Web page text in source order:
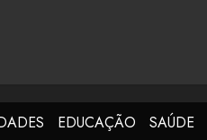
EDUCAÇÃO SAÚDE